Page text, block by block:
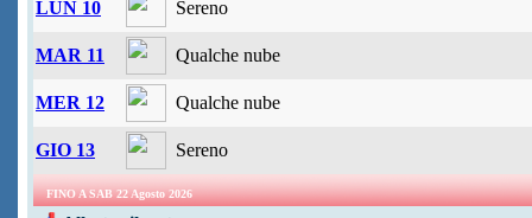
LUN 10 Sereno
MAR 11 Qualche nube
MER 12 Qualche nube
GIO 13 Sereno
FINO A SAB 22 Agosto 2026